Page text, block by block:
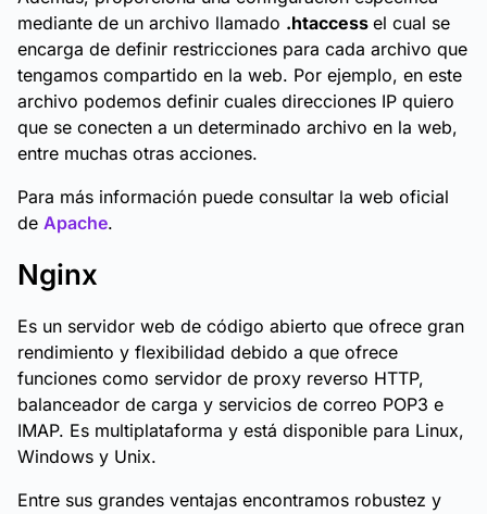
mediante de un archivo llamado .htaccess el cual se
encarga de definir restricciones para cada archivo que
tengamos compartido en la web. Por ejemplo, en este
archivo podemos definir cuales direcciones IP quiero
que se conecten a un determinado archivo en la web,
entre muchas otras acciones.
Para más información puede consultar la web oficial
de Apache.
Nginx
Es un servidor web de código abierto que ofrece gran
rendimiento y flexibilidad debido a que ofrece
funciones como servidor de proxy reverso HTTP,
balanceador de carga y servicios de correo POP3 e
IMAP. Es multiplataforma y está disponible para Linux,
Windows y Unix.
Entre sus grandes ventajas encontramos robustez y